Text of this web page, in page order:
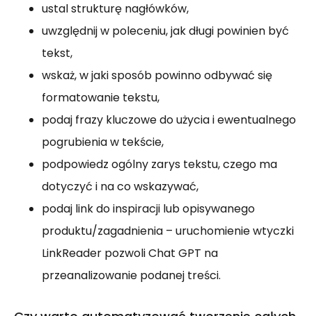
ustal strukturę nagłówków,
uwzględnij w poleceniu, jak długi powinien być
tekst,
wskaż, w jaki sposób powinno odbywać się
formatowanie tekstu,
podaj frazy kluczowe do użycia i ewentualnego
pogrubienia w tekście,
podpowiedz ogólny zarys tekstu, czego ma
dotyczyć i na co wskazywać,
podaj link do inspiracji lub opisywanego
produktu/zagadnienia – uruchomienie wtyczki
LinkReader pozwoli Chat GPT na
przeanalizowanie podanej treści.